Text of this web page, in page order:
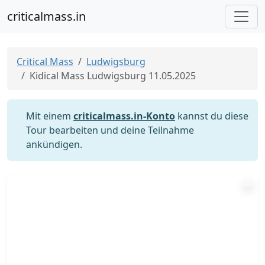
criticalmass.in
Critical Mass
Ludwigsburg
Kidical Mass Ludwigsburg 11.05.2025
Mit einem criticalmass.in-Konto kannst du diese
Tour bearbeiten und deine Teilnahme
ankündigen.